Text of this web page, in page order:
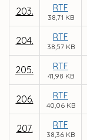
203. RTF
38,71 KB
204. RTF
38,57 KB
205. RTF
41,98 KB
206. RTF
40,06 KB
207. RTF
38,36 KB